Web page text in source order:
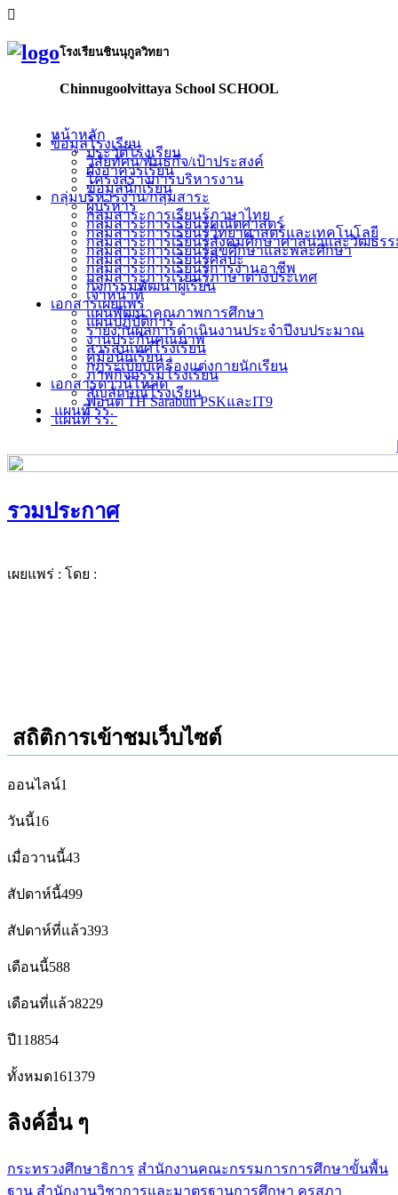
โรงเรียนชินนุกูลวิทยา
Chinnugoolvittaya School SCHOOL
หน้าหลัก
ข้อมูลโรงเรียน
ประวัติโรงเรียน
วิสัยทัศน์/พันธกิจ/เป้าประสงค์
ผังอาคารเรียน
โครงสร้างการบริหารงาน
ข้อมูลนักเรียน
กลุ่มบริหารงาน/กลุ่มสาระ
ผู้บริหาร
กลุ่มสาระการเรียนรู้ภาษาไทย
กลุ่มสาระการเรียนรู้คณิตศาสตร์
กลุ่มสาระการเรียนรู้วิทยาศาสตร์และเทคโนโลยี
กลุ่มสาระการเรียนรู้สังคมศึกษาศาสนาและวัฒธร
กลุ่มสาระการเรียนรู้สุขศึกษาและพละศึกษา
กลุ่มสาระการเรียนรู้ศิลปะ
กลุ่มสาระการเรียนรู้การงานอาชีพ
กลุ่มสาระการเรียนรู้ภาษาต่างประเทศ
กิจกรรมพัฒนาผู้เรียน
เจ้าหน้าที่
เอกสารเผยแพร่
แผนพัฒนาคุณภาพการศึกษา
แผนปฏิบัติการ
รายงานผลการดำเนินงานประจำปีงบประมาณ
งานประกันคุณภาพ
สารสนเทศโรงเรียน
คู่มือนักเรียน
กฎระเบียบเครื่องแต่งกายนักเรียน
ภาพกิจกรรมโรงเรียน
เอกสารดาวน์โหลด
สัญลักษณ์โรงเรียน
ฟอนต์ TH Sarabun PSKและIT9
แผนที่ รร.
แผนที่ รร.
รวมประกาศ
เผยแพร่ : โดย :
สถิติการเข้าชมเว็บไซต์
ออนไลน์1
วันนี้16
เมื่อวานนี้43
สัปดาห์นี้499
สัปดาห์ที่แล้ว393
เดือนนี้588
เดือนที่แล้ว8229
ปี118854
ทั้งหมด161379
ลิงค์อื่น ๆ
กระทรวงศึกษาธิการ สำนักงานคณะกรรมการการศึกษาขั้นพื้น
ฐาน สำนักงานวิชาการและมาตรฐานการศึกษา คุรุสภา